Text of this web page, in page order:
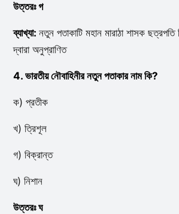
উত্তরঃ গ
ব্যাখ্যা: নতুন পতাকাটি মহান মারাঠা শাসক ছত্রপতি
দ্বারা অনুপ্রাণিত
4. ভারতীয় নৌবাহিনীর নতুন পতাকার নাম কি?
ক) প্রতীক
খ) ত্রিশূল
গ) বিক্রান্ত
ঘ) নিশান
উত্তরঃ ঘ